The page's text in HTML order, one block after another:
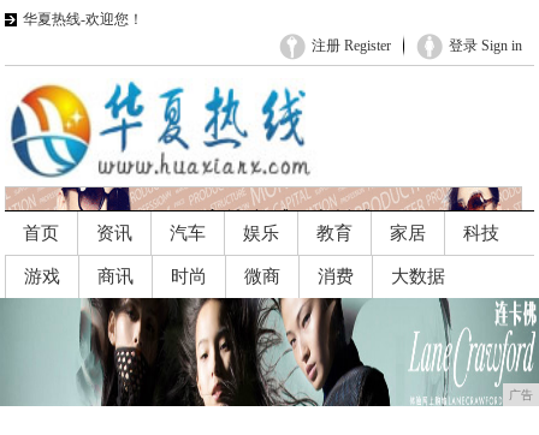
华夏热线-欢迎您！
登录 Sign in
注册 Register
首页 资讯 汽车 娱乐 教育 家居 科技
游戏 商讯 时尚 微商 消费 大数据
广告